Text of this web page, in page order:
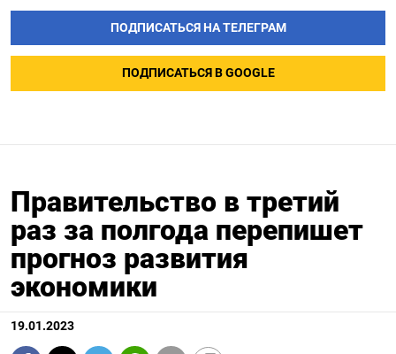
ПОДПИСАТЬСЯ НА ТЕЛЕГРАМ
ПОДПИСАТЬСЯ В GOOGLE
Правительство в третий
раз за полгода перепишет
прогноз развития
экономики
19.01.2023